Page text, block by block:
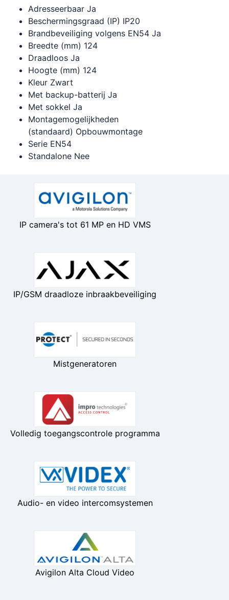
Adresseerbaar Ja
Beschermingsgraad (IP) IP20
Brandbeveiliging volgens EN54 Ja
Breedte (mm) 124
Draadloos Ja
Hoogte (mm) 124
Kleur Zwart
Met backup-batterij Ja
Met sokkel Ja
Montagemogelijkheden
(standaard) Opbouwmontage
Serie EN54
Standalone Nee
IP camera's tot 61 MP en HD VMS
IP/GSM draadloze inbraakbeveiliging
Mistgeneratoren
Volledig toegangscontrole programma
Audio- en video intercomsystemen
Avigilon Alta Cloud Video